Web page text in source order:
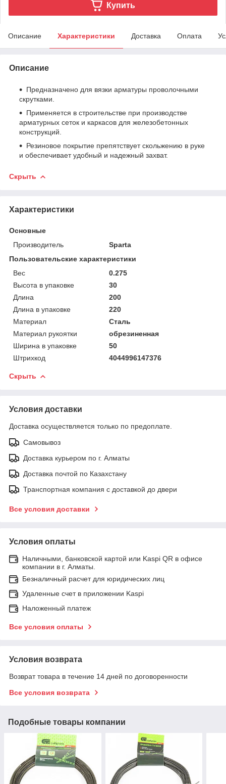
Купить
Описание Характеристики Доставка Оплата
Описание
Предназначено для вязки арматуры проволочными
скрутками.
Применяется в строительстве при производстве
арматурных сеток и каркасов для железобетонных
конструкций.
Резиновое покрытие препятствует скольжению в руке
и обеспечивает удобный и надежный захват.
Скрыть
Характеристики
Основные
Производитель
Sparta
Пользовательские характеристики
Вес
0.275
Высота в упаковке
30
Длина
200
Длина в упаковке
220
Материал
Сталь
Материал рукоятки
обрезиненная
Ширина в упаковке
50
Штрихкод
4044996147376
Скрыть
Условия доставки
Доставка осуществляется только по предоплате.
Самовывоз
Доставка курьером по г. Алматы
Доставка почтой по Казахстану
Транспортная компания с доставкой до двери
Все условия доставки
Условия оплаты
Наличными, банковской картой или Kaspi QR в офисе
компании в г. Алматы.
Безналичный расчет для юридических лиц
Удаленные счет в приложении Kaspi
Наложенный платеж
Все условия оплаты
Условия возврата
Возврат товара в течение 14 дней по договоренности
Все условия возврата
Подобные товары компании